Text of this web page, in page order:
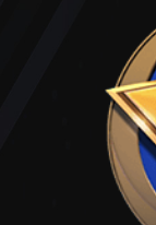
$20 周日极速
$50 周日复活赛[急
$15 迷你周日复活赛
$1 每日急速
$2 每日急速
$80 每日急速
$20 每日急速